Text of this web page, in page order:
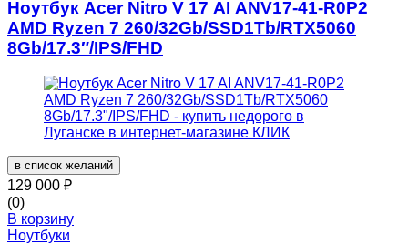
Ноутбук Acer Nitro V 17 AI ANV17-41-R0P2
AMD Ryzen 7 260/32Gb/SSD1Tb/RTX5060
8Gb/17.3″/IPS/FHD
в список желаний
129 000 ₽
(0)
В корзину
Ноутбуки